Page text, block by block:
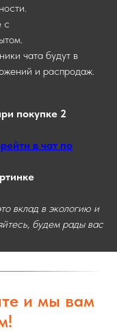
с
чата будут в
и распродаж.
покупке 2
в чат по
вклад в экологию и
будем рады вас
и мы вам